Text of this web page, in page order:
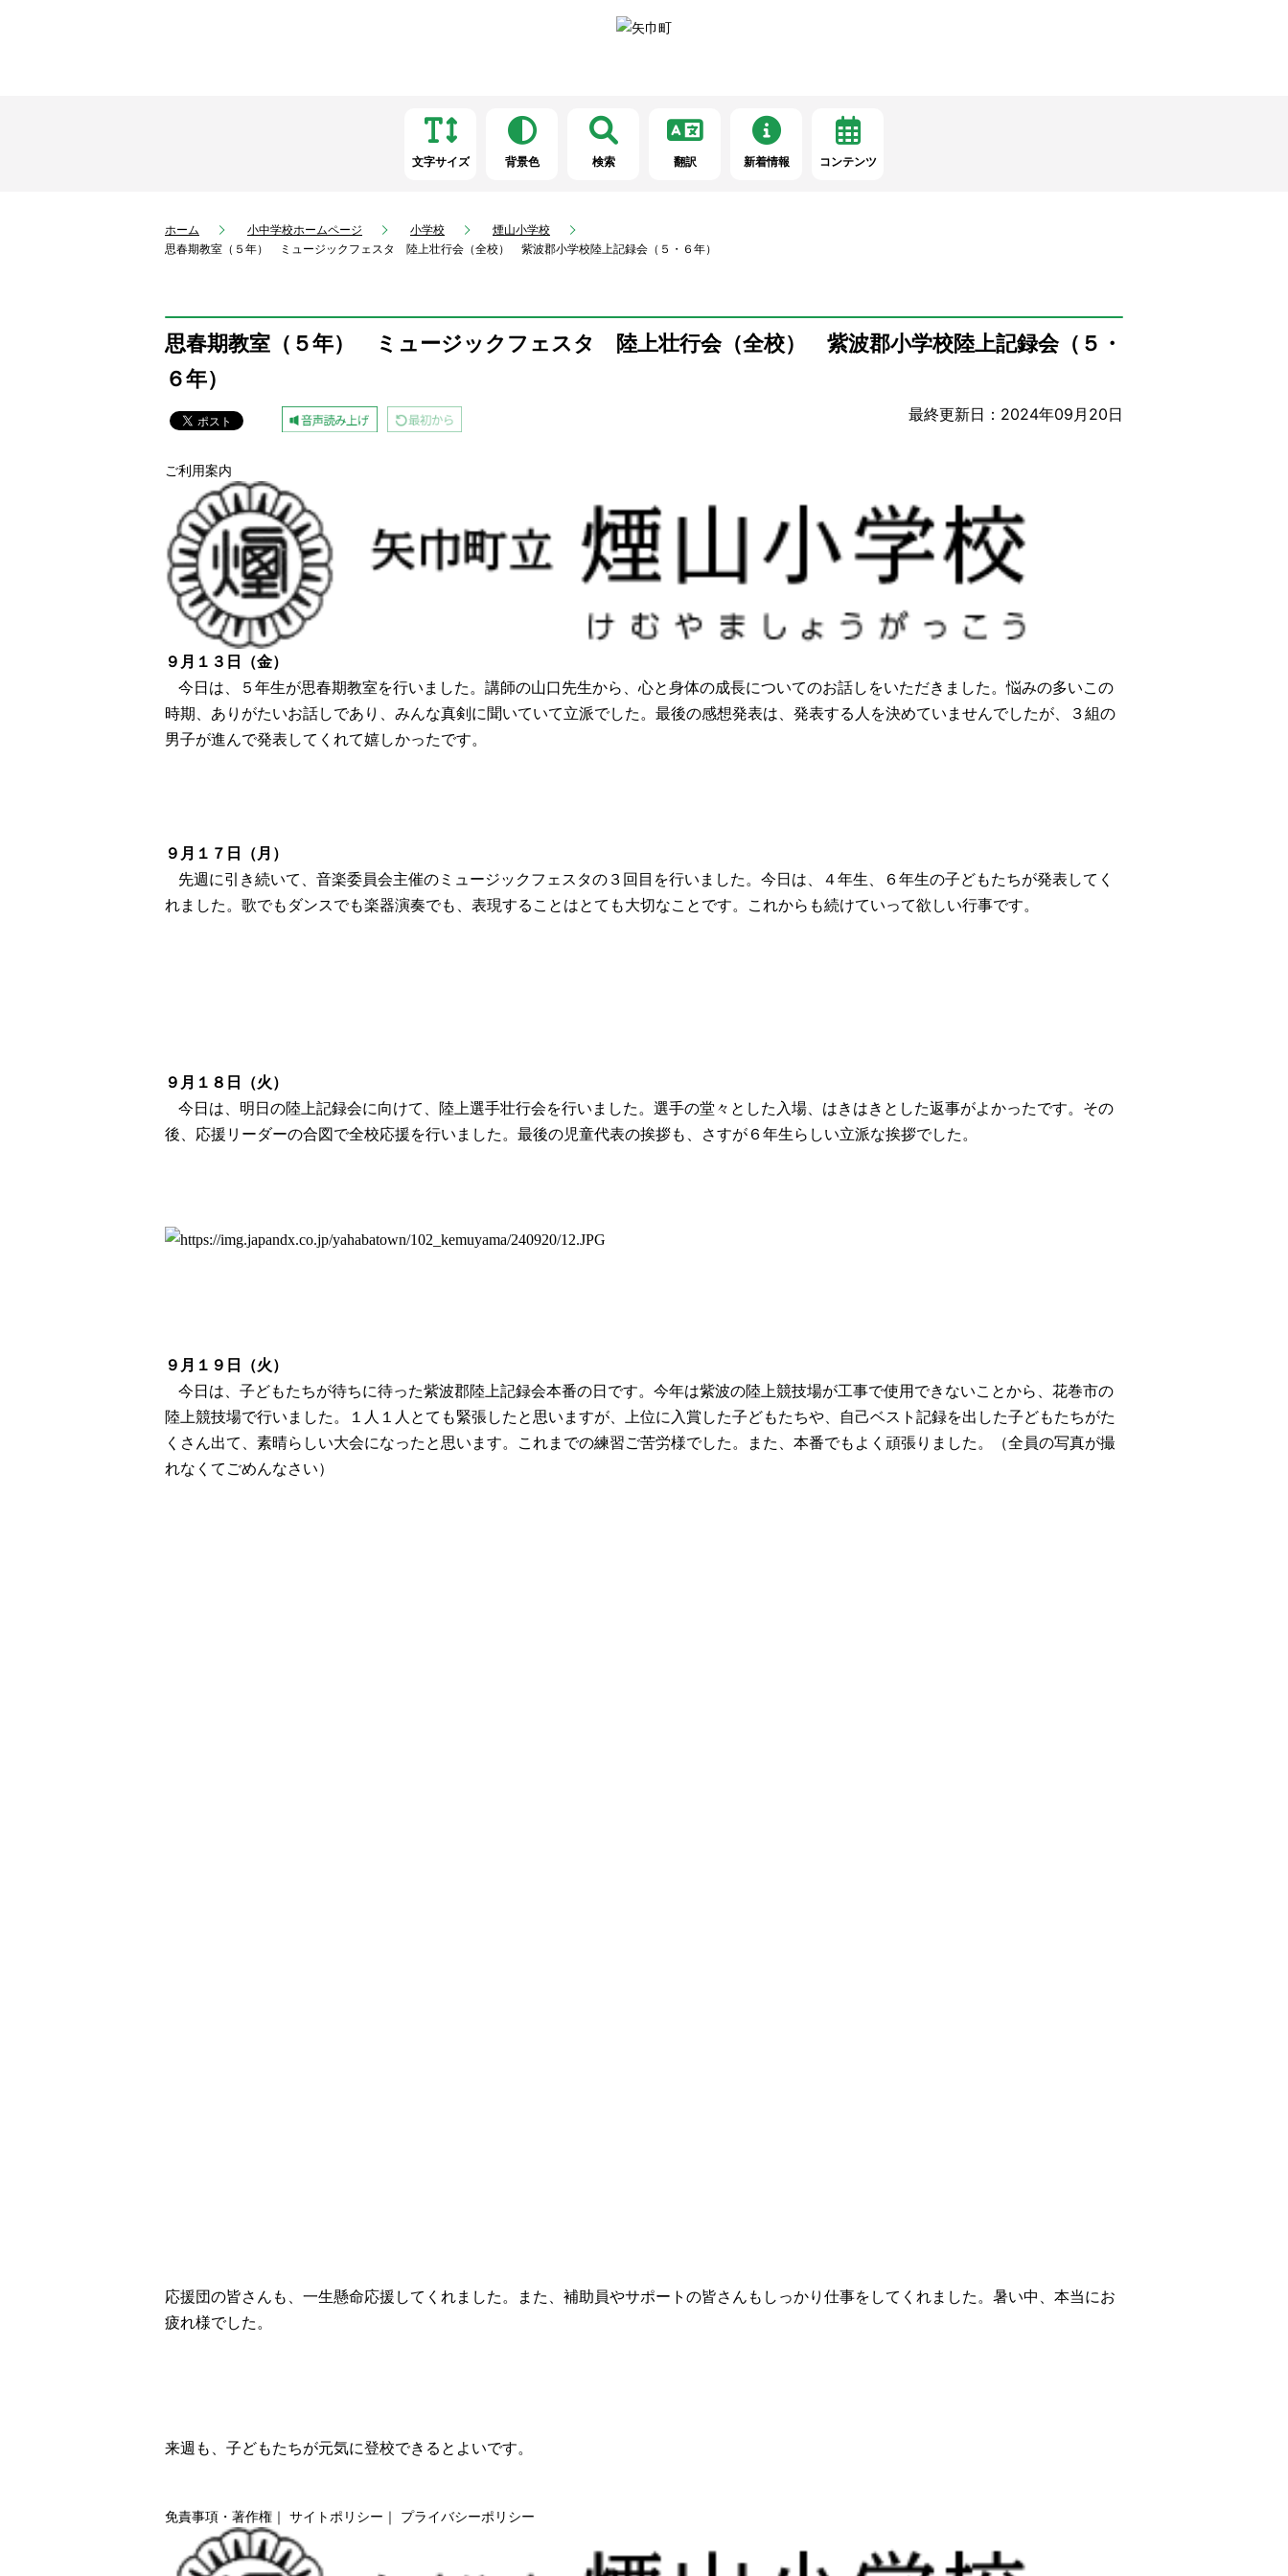
文字サイズ 背景色 検索 翻訳 新着情報 コンテンツ
ホーム 小中学校ホームページ 小学校
煙山小学校
思春期教室（５年） ミュージックフェスタ 陸上壮行会（全校） 紫波郡小学校陸上記録会（５・６年）
思春期教室（５年） ミュージックフェスタ 陸上壮行会（全校） 紫波郡小学校陸上記録会（５・
６年）
最終更新日：2024年09月20日
ご利用案内
９月１３日（金）
今日は、５年生が思春期教室を行いました。講師の山口先生から、心と身体の成長についてのお話しをいただきました。悩みの多いこの
時期、ありがたいお話しであり、みんな真剣に聞いていて立派でした。最後の感想発表は、発表する人を決めていませんでしたが、３組の
男子が進んで発表してくれて嬉しかったです。
９月１７日（月）
先週に引き続いて、音楽委員会主催のミュージックフェスタの３回目を行いました。今日は、４年生、６年生の子どもたちが発表してく
れました。歌でもダンスでも楽器演奏でも、表現することはとても大切なことです。これからも続けていって欲しい行事です。
９月１８日（火）
今日は、明日の陸上記録会に向けて、陸上選手壮行会を行いました。選手の堂々とした入場、はきはきとした返事がよかったです。その
後、応援リーダーの合図で全校応援を行いました。最後の児童代表の挨拶も、さすが６年生らしい立派な挨拶でした。
９月１９日（火）
今日は、子どもたちが待ちに待った紫波郡陸上記録会本番の日です。今年は紫波の陸上競技場が工事で使用できないことから、花巻市の
陸上競技場で行いました。１人１人とても緊張したと思いますが、上位に入賞した子どもたちや、自己ベスト記録を出した子どもたちがた
くさん出て、素晴らしい大会になったと思います。これまでの練習ご苦労様でした。また、本番でもよく頑張りました。（全員の写真が撮
れなくてごめんなさい）
応援団の皆さんも、一生懸命応援してくれました。また、補助員やサポートの皆さんもしっかり仕事をしてくれました。暑い中、本当にお
疲れ様でした。
来週も、子どもたちが元気に登校できるとよいです。
免責事項・著作権 ｜ サイトポリシー ｜ プライバシーポリシー